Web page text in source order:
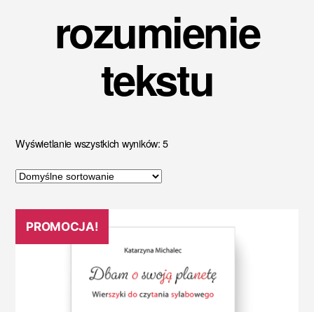
rozumienie
tekstu
Wyświetlanie wszystkich wyników: 5
PROMOCJA!